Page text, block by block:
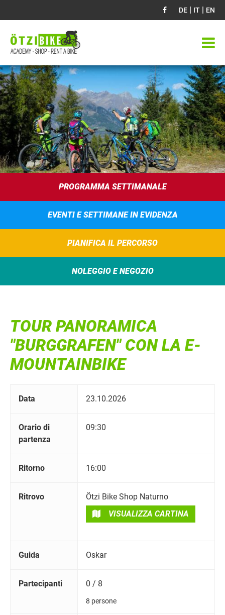
DE | IT | EN
PROGRAMMA SETTIMANALE
EVENTI E SETTIMANE IN EVIDENZA
PIANIFICA IL PERCORSO
NOLEGGIO E NEGOZIO
TOUR PANORAMICA
"BURGGRAFEN" CON LA E-
MOUNTAINBIKE
Data 23.10.2026
Orario di
partenza
09:30
Ritorno 16:00
Ritrovo
Ötzi Bike Shop Naturno
VISUALIZZA CARTINA
Guida Oskar
Partecipanti 0 / 8
8 persone